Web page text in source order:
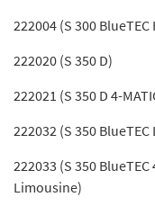
222004 (S 300
222020 (S 350 D)
222021 (S 350 D 4-
222032 (S 350
222033 (S 350
Limousine)